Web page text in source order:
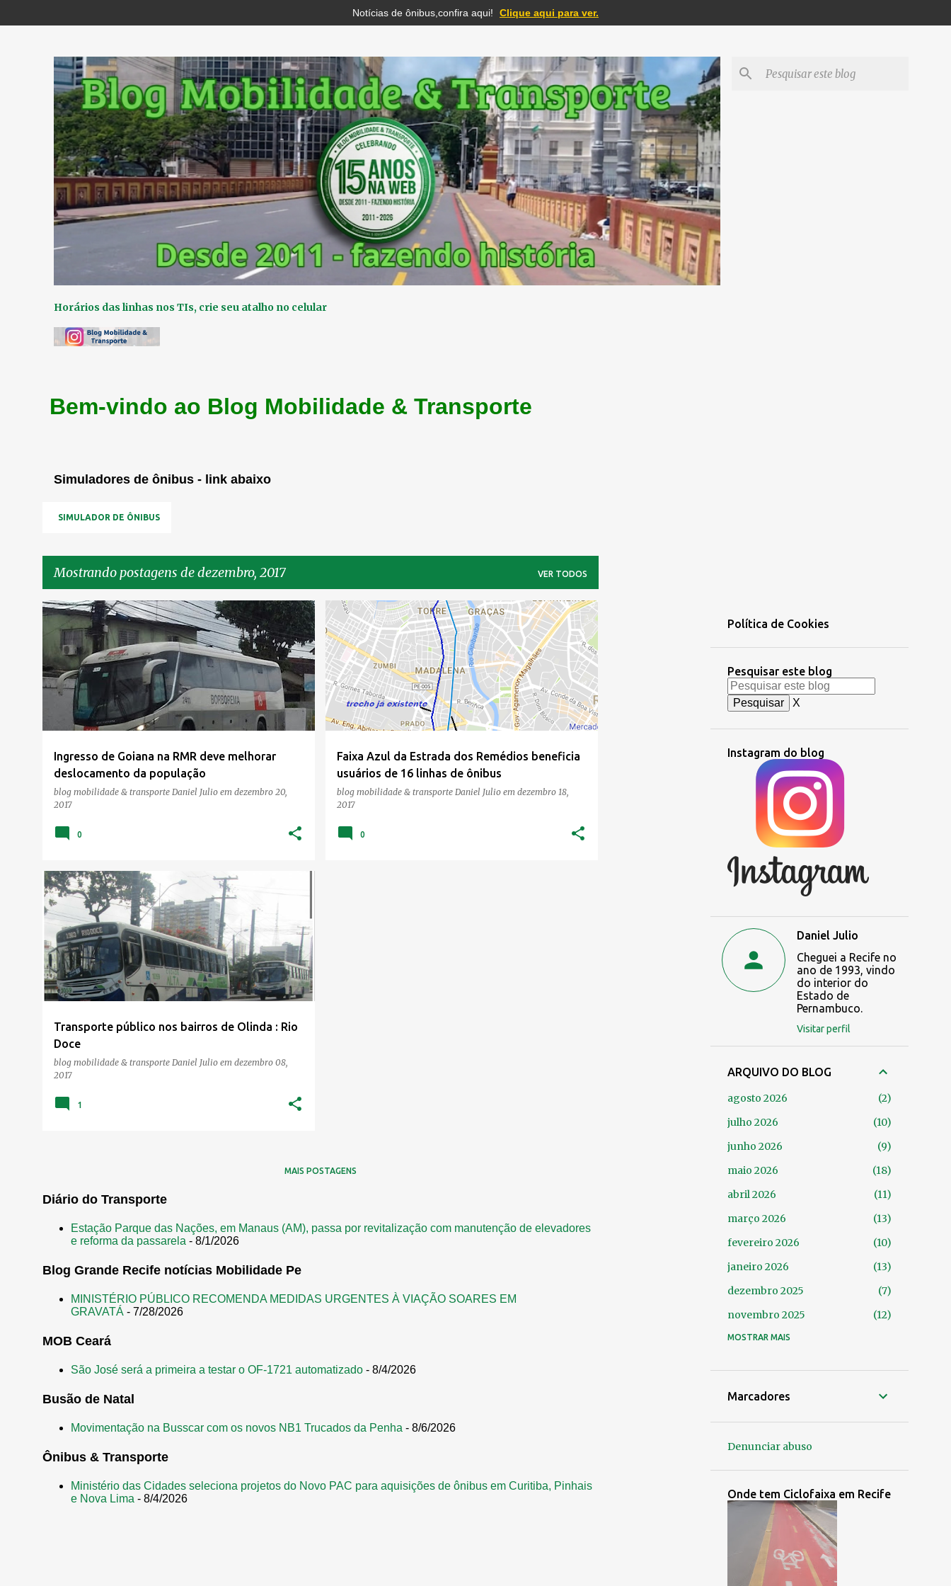
Pular para o conteúdo principal
Horários das linhas nos TIs, crie seu atalho no celular
Notícias de ônibus,confira aqui! Clique aqui para ver.
Bem-vindo ao Blog Mobilidade & Transporte
Simuladores de ônibus - link abaixo
SIMULADOR DE ÔNIBUS
Mostrando postagens de dezembro, 2017 VER TODOS
P
o
s
t
Ingresso de Goiana na RMR deve melhorar
deslocamento da população
blog mobilidade & transporte Daniel Julio em dezembro 20,
2017
GOIANA MOBILIDADE TRANSPORTE
0
Faixa Azul da Estrada dos Remédios beneficia
usuários de 16 linhas de ônibus
blog mobilidade & transporte Daniel Julio em dezembro 18,
2017
FAIXA AZUL MOBILIDADE TRANSPORTE
0
Transporte público nos bairros de Olinda : Rio
Doce
blog mobilidade & transporte Daniel Julio em dezembro 08,
2017
BAIRROS DE OLINDA CONORTE
1
MAIS POSTAGENS
Diário do Transporte
Estação Parque das Nações, em Manaus (AM), passa por revitalização com manutenção de elevadores
e reforma da passarela - 8/1/2026
Blog Grande Recife notícias Mobilidade Pe
MINISTÉRIO PÚBLICO RECOMENDA MEDIDAS URGENTES À VIAÇÃO SOARES EM
GRAVATÁ - 7/28/2026
MOB Ceará
São José será a primeira a testar o OF-1721 automatizado - 8/4/2026
Busão de Natal
Movimentação na Busscar com os novos NB1 Trucados da Penha - 8/6/2026
Ônibus & Transporte
Ministério das Cidades seleciona projetos do Novo PAC para aquisições de ônibus em Curitiba, Pinhais
e Nova Lima - 8/4/2026
Política de Cookies
Pesquisar este blog
X
Instagram do blog
Daniel Julio
Cheguei a Recife no
ano de 1993, vindo
do interior do
Estado de
Pernambuco.
Visitar perfil
ARQUIVO DO BLOG
agosto 2026
2
julho 2026
10
junho 2026
9
maio 2026
18
abril 2026
11
março 2026
13
fevereiro 2026
10
janeiro 2026
13
dezembro 2025
7
novembro 2025
12
outubro 2025
março 2025
fevereiro 2025
janeiro 2025
dezembro 2024
MOSTRAR MAIS
Marcadores
Denunciar abuso
Onde tem Ciclofaixa em Recife